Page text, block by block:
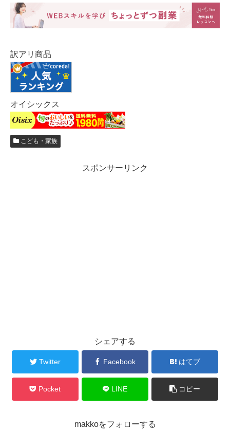
訳アリ商品
オイシックス
こども・家族
スポンサーリンク
シェアする
Twitter Facebook はてブ
Pocket LINE コピー
makkoをフォローする